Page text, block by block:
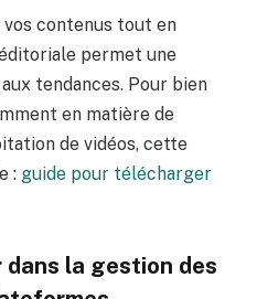
contenus tout en
permet une
tendances. Pour bien
en matière de
de vidéos, cette
: guide pour télécharger
dans la gestion des